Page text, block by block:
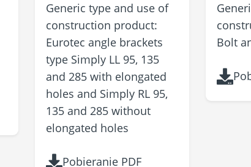
Generic type and use of
construction product:
Eurotec angle brackets
type Simply LL 95, 135
and 285 with elongated
holes and Simply RL 95,
135 and 285 without
elongated holes
Pobieranie PDF
Bolt